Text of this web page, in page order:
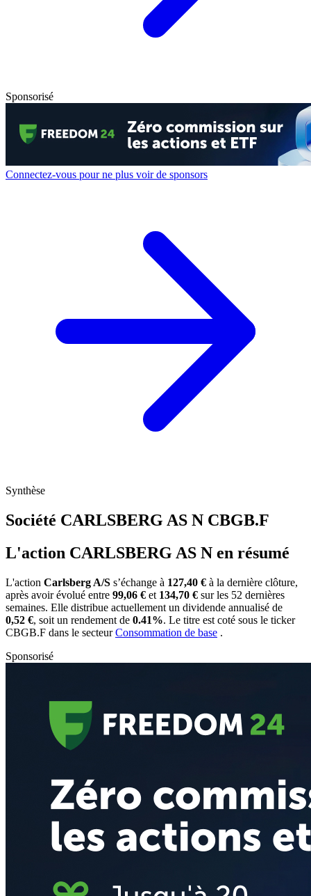
Sponsorisé
Connectez-vous pour ne plus voir de sponsors
Synthèse
Société CARLSBERG AS N CBGB.F
L'action CARLSBERG AS N en résumé
L'action Carlsberg A/S s’échange à 127,40 € à la dernière clôture,
après avoir évolué entre 99,06 € et 134,70 € sur les 52 dernières
semaines. Elle distribue actuellement un dividende annualisé de
0,52 €, soit un rendement de 0.41%. Le titre est coté sous le ticker
CBGB.F dans le secteurConsommation de base .
Sponsorisé